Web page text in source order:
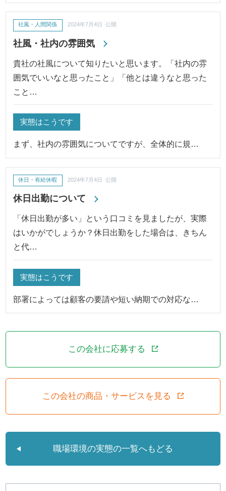
社風・社内の雰囲気
社風・人間関係 2024年7月4日 公開
貴社の社風について知りたいと思います。「社内の雰
囲気でいいなと思ったこと」「他とは違うなと思った
こと…
実態はこうです
まず、社内の雰囲気についてですが、全体的に規…
休日出勤について
休日・有給休暇 2024年7月4日 公開
「休日出勤が多い」という口コミを見ましたが、実際
はいかがでしょうか？休日出勤をした場合は、きちん
と代…
実態はこうです
部署によっては顧客の要請や短い納期での対応な…
この会社に応募する
この会社の商品・サービスを見る
職場環境の実態の一覧へもどる